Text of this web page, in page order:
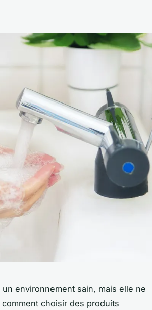
environnement sain, mais elle ne
choisir des produits